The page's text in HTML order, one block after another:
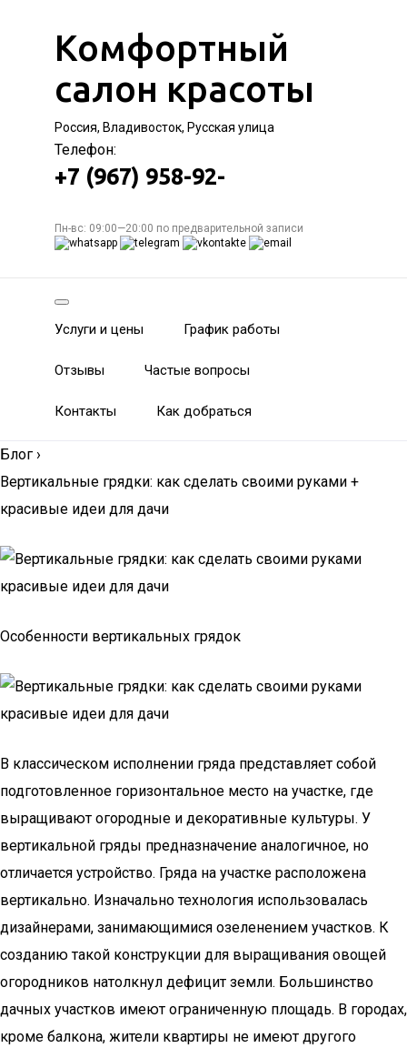
Комфортный
салон красоты
Россия, Владивосток, Русская улица
Телефон:
+7 (967) 958-92-
Пн-вс: 09:00—20:00 по предварительной записи
Услуги и цены График работы
Отзывы Частые вопросы
Контакты Как добраться
Блог ›
Вертикальные грядки: как сделать своими руками +
красивые идеи для дачи
Особенности вертикальных грядок
В классическом исполнении гряда представляет собой
подготовленное горизонтальное место на участке, где
выращивают огородные и декоративные культуры. У
вертикальной гряды предназначение аналогичное, но
отличается устройство. Гряда на участке расположена
вертикально. Изначально технология использовалась
дизайнерами, занимающимися озеленением участков. К
созданию такой конструкции для выращивания овощей
огородников натолкнул дефицит земли. Большинство
дачных участков имеют ограниченную площадь. В городах,
кроме балкона, жители квартиры не имеют другого